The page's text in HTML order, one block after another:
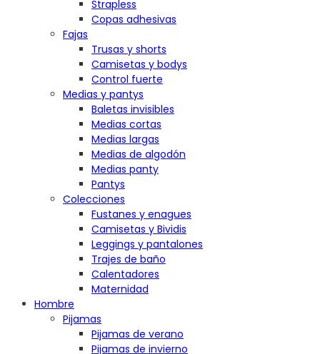
Strapless
Copas adhesivas
Fajas
Trusas y shorts
Camisetas y bodys
Control fuerte
Medias y pantys
Baletas invisibles
Medias cortas
Medias largas
Medias de algodón
Medias panty
Pantys
Colecciones
Fustanes y enagues
Camisetas y Bividis
Leggings y pantalones
Trajes de baño
Calentadores
Maternidad
Hombre
Pijamas
Pijamas de verano
Pijamas de invierno